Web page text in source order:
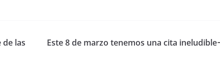
las
Este 8 de marzo tenemos una cita ineludible